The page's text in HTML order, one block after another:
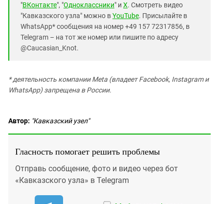
"ВКонтакте", "Одноклассники" и X. Смотреть видео
"Кавказского узла" можно вYouTube. Присылайте в
WhatsApp* сообщения на номер +49 157 72317856, в
Telegram – на тот же номер или пишите по адресу
@Caucasian_Knot.
* деятельность компании Meta (владеет Facebook, Instagram и
WhatsApp) запрещена в России.
Автор: "Кавказский узел"
Гласность помогает решить проблемы
Отправь сообщение, фото и видео через бот
«Кавказского узла» в Telegram